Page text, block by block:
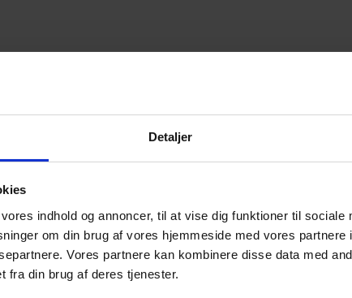
Detaljer
indhold og annoncer, til at vise dig funktioner til sociale
om din brug af vores hjemmeside med vores partnere
Vores partnere kan kombinere disse data med
fra din brug af deres tjenester.